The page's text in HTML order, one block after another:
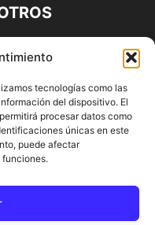
tecnologías como las
del dispositivo. El
procesar datos como
únicas en este
puede afectar
Propiedad de
95 71 95 | Noticias de
y Provincia|